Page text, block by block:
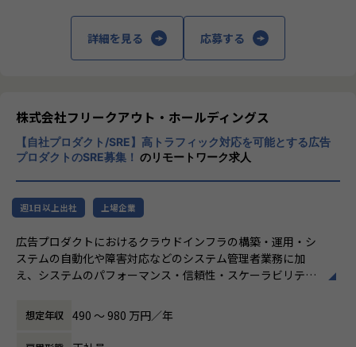
など、旅行と周辺サービスを全方位的に網
羅！
その精度とユーザーの利便性で、他社の類似
展開し、今後さらに世界各国へ広げていきま
す。
多くのユーザーに愛されるサービスで、やり
がいは非常に大きいです！
旅行比較サイトで、
プラン、ダイナミックパッケージなどの
幅広い旅行商品から、希望の条件での最安値
商品を簡単に見つけることができます。
から最旬のお店、危険エリアまで詳しい情報
旅行商品を探すだけでなく、楽しく安全な旅
詳細を見る 応募する
株式会社フリークアウト・ホールディングス
【自社プロダクト/SRE】高トラフィック対応を可能とする広告
プロダクトのSRE募集！ のリモートワーク求人
週1日以上出社 上場企業
広告プロダクトにおけるクラウドインフラの構築・運用・シ
ステムの自動化や障害対応などのシステム管理者業務に加
え、システムのパフォーマンス・信頼性・スケーラビリティ
低レイテンシ・高トラフィックへの対応、費用対効果、運用
効率化のバランスを見据えたインフラ開発が求められます。
想定年収 490 〜 980 万円／年